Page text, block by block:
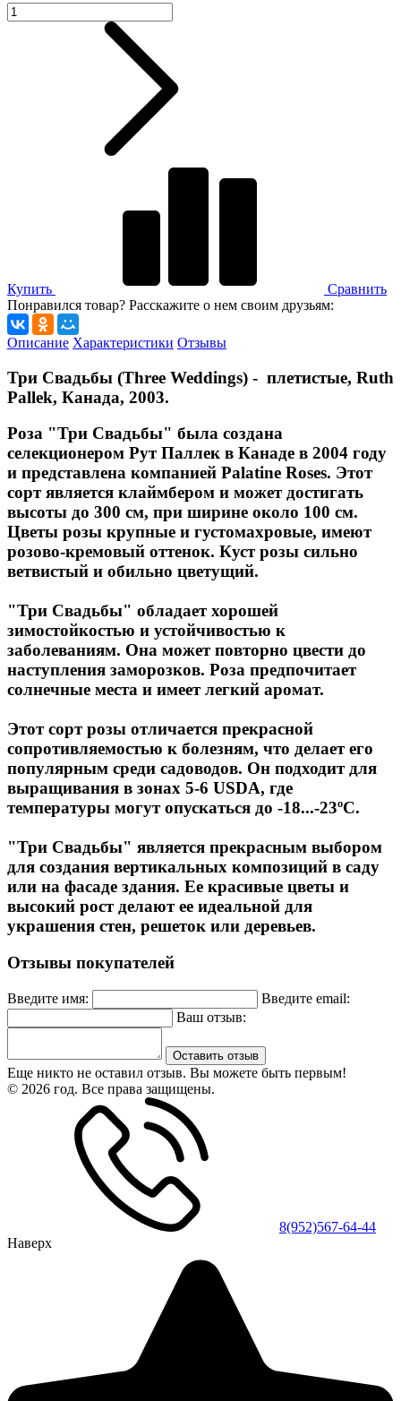
Купить
Сравнить
Понравился товар? Расскажите о нем своим друзьям:
Описание Характеристики Отзывы
Три Свадьбы (Three Weddings) - плетистые, Ruth
Pallek, Канада, 2003.
Роза "Три Свадьбы" была создана
селекционером Рут Паллек в Канаде в 2004 году
и представлена компанией Palatine Roses. Этот
сорт является клаймбером и может достигать
высоты до 300 см, при ширине около 100 см.
Цветы розы крупные и густомахровые, имеют
розово-кремовый оттенок. Куст розы сильно
ветвистый и обильно цветущий.
"Три Свадьбы" обладает хорошей
зимостойкостью и устойчивостью к
заболеваниям. Она может повторно цвести до
наступления заморозков. Роза предпочитает
солнечные места и имеет легкий аромат.
Этот сорт розы отличается прекрасной
сопротивляемостью к болезням, что делает его
популярным среди садоводов. Он подходит для
выращивания в зонах 5-6 USDA, где
температуры могут опускаться до -18...-23ºС.
"Три Свадьбы" является прекрасным выбором
для создания вертикальных композиций в саду
или на фасаде здания. Ее красивые цветы и
высокий рост делают ее идеальной для
украшения стен, решеток или деревьев.
Отзывы покупателей
Введите имя:
Введите email:
Ваш отзыв:
Оставить отзыв
Еще никто не оставил отзыв. Вы можете быть первым!
© 2026 год. Все права защищены.
8(952)567-64-44
Наверх